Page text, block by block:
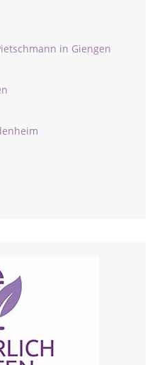
in Giengen